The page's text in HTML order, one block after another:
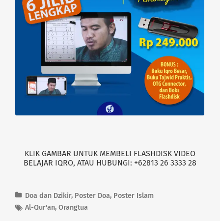
KLIK GAMBAR UNTUK MEMBELI FLASHDISK VIDEO
BELAJAR IQRO, ATAU HUBUNGI: +62813 26 3333 28
Doa dan Dzikir, Poster Doa, Poster Islam
Al-Qur'an,Orangtua